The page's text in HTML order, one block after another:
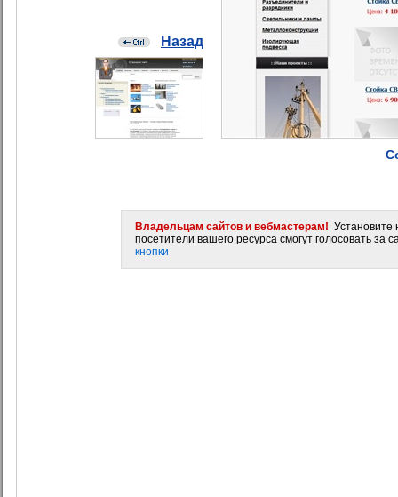
Назад
Владельцам сайтов и вебмастерам! Установите
посетители вашего ресурса смогут голосовать за
кнопки